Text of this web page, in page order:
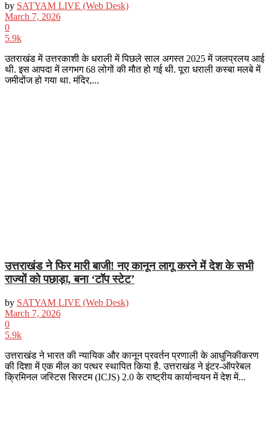
by SATYAM LIVE (Web Desk)
March 7, 2026
0
5.9k
उतराखंड में उत्तरकाशी के धराली में पिछले साल अगस्त 2025 में जलप्रलय आई
थी. इस आपदा में लगभग 68 लोगों की मौत हो गई थी. पूरा धराली कस्बा मलबे में
जमीदोंज हो गया था. मंदिर,...
उत्तराखंड ने फिर मारी बाजी! नए कानून लागू करने में देश के सभी
राज्यों को पछाड़ा, बना ‘टॉप स्टेट’
by SATYAM LIVE (Web Desk)
March 7, 2026
0
5.9k
उत्तराखंड ने ​भारत की न्यायिक और कानून प्रवर्तन प्रणाली के आधुनिकीकरण
की दिशा में एक मील का पत्थर स्थापित किया है. उत्तराखंड ने इंटर-ऑपरेबल
क्रिमिनल जस्टिस सिस्टम (ICJS) 2.0 के राष्ट्रीय कार्यान्वयन में देश में...